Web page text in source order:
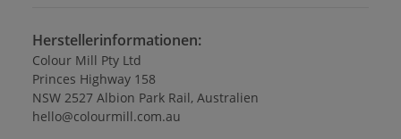
Herstellerinformationen:
Colour Mill Pty Ltd
Princes Highway 158
NSW 2527 Albion Park Rail, Australien
hello@colourmill.com.au